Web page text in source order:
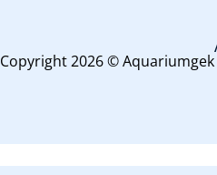
Copyright 2026 © Aquariumgek